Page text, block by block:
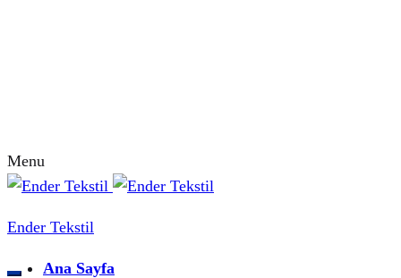
Menu
Ender Tekstil
Ana Sayfa